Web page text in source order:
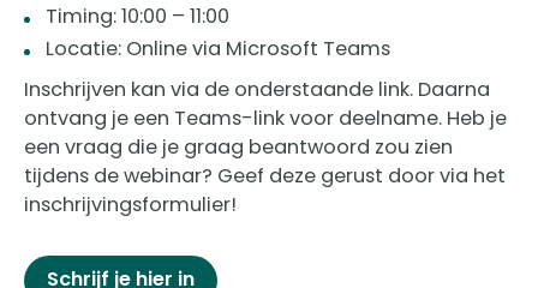
Timing: 10:00 – 11:00
Locatie: Online via Microsoft Teams
Inschrijven kan via de onderstaande link. Daarna
ontvang je een Teams-link voor deelname. Heb je
een vraag die je graag beantwoord zou zien
tijdens de webinar? Geef deze gerust door via het
inschrijvingsformulier!
Schrijf je hier in